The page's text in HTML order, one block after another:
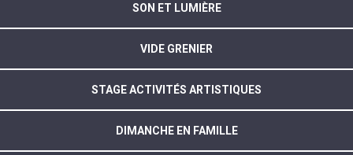
SON ET LUMIÈRE
VIDE GRENIER
STAGE ACTIVITÉS ARTISTIQUES
DIMANCHE EN FAMILLE